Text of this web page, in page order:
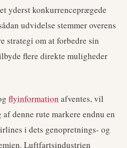
yderst konkurrenceprægede
udvidelse stemmer overens
strategi om at forbedre sin
flere direkte muligheder
flyinformation afventes, vil
denne rute markere endnu en
i dets genopretnings- og
Luftfartsindustrien